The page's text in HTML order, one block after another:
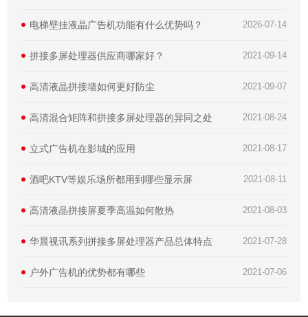
2026-07-14
电梯壁挂液晶广告机功能有什么优势吗？
2021-09-14
拼接多屏处理器供应商哪家好？
2021-09-07
高清液晶拼接墙如何更好防尘
2021-08-24
高清混合矩阵和拼接多屏处理器的异同之处
2021-08-17
立式广告机在影城的应用
2021-08-11
酒吧KTV等娱乐场所都用到哪些显示屏
2021-08-03
高清液晶拼接屏夏季高温如何散热
2021-07-28
华晨视讯系列拼接多屏处理器产品总体特点
2021-07-06
户外广告机的优势都有哪些